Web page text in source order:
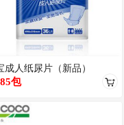
成人纸尿片（新品）
包